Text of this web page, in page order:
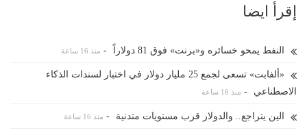
إقرأ ايضا
النفط يمحو خسائره و«برنت» فوق 81 دولاراً - منذ 16 ساعة
«ألفابت» تسعى لجمع 25 مليار دولار في اختبار لسندات الذكاء
الاصطناعي
- منذ 16 ساعة
الين يتراجع.. والدولار قرب مستويات متدنية - منذ 16 ساعة